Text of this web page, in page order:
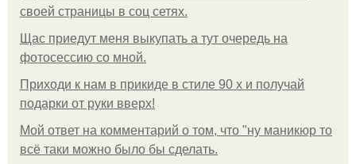
своей страницы в соц сетях.
Щас приедут меня выкупать а тут очередь на
фотосессию со мной.
Приходи к нам в прикиде в стиле 90 х и получай
подарки от руки вверх!
Мой ответ на комментарий о том, что "ну маникюр то
всё таки можно было бы сделать.